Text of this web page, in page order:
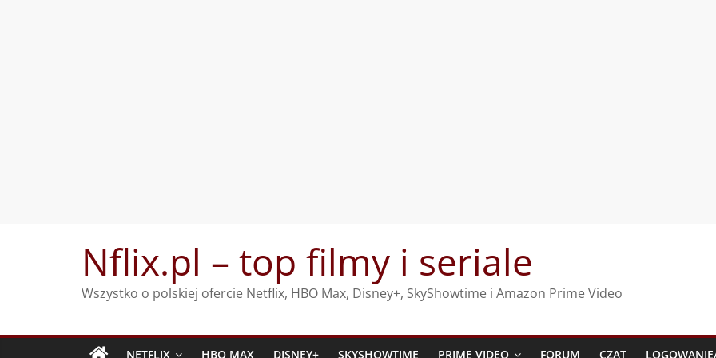
Nflix.pl – top filmy i seriale
Wszystko o polskiej ofercie Netflix, HBO Max, Disney+, SkyShowtime i Amazon Prime Video
NETFLIX HBO MAX DISNEY+ SKYSHOWTIME PRIME VIDEO FORUM CZAT